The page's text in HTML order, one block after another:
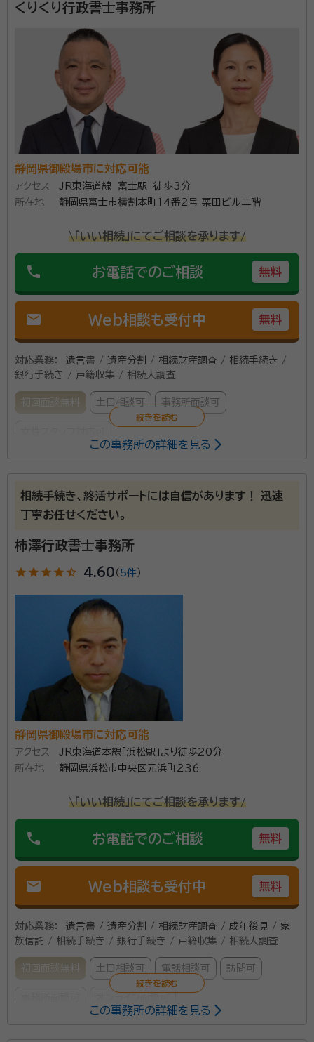
くりくり行政書士事務所
静岡県御殿場市に対応可能
アクセス
JR東海道線 富士駅 徒歩3分
所在地
静岡県富士市横割本町１４番２号 栗田ビル二階
\「いい相続」にてご相談を承ります/
phone お電話でのご相談 無料
mail Web相談も受付中 無料
対応業務：
遺言書 / 遺産分割 / 相続財産調査 / 相続手続き /
銀行手続き / 戸籍収集 / 相続人調査
初回面談無料 土日相談可 事務所面談可
栗田亜希子 行政書士
２０１５年から夫婦で行政書士事務所を運営しています。
ないか、毎日考えています。どうぞお気軽にご相談くだ
静岡県行政書士会
この事務所の詳細を見る
相続手続き、終活サポートには自信があります！ 迅速
丁寧お任せください。
柿澤行政書士事務所
star star star star star_half 4.60 （ 5件）
静岡県御殿場市に対応可能
アクセス
JR東海道本線「浜松駅」より徒歩20分
所在地
静岡県浜松市中央区元浜町２３６
\「いい相続」にてご相談を承ります/
phone お電話でのご相談 無料
mail Web相談も受付中 無料
対応業務：
遺言書 / 遺産分割 / 相続財産調査 / 成年後見 / 家
族信託 / 相続手続き / 銀行手続き / 戸籍収集 / 相続人調査
初回面談無料 土日相談可 電話相談可 訪問可
この事務所の詳細を見る